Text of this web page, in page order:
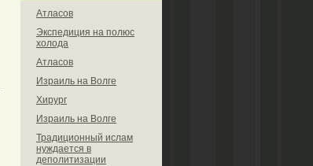
Атласов
Экспедиция на полюс
холода
Атласов
Израиль на Волге
Хирург
Израиль на Волге
Традиционный ислам
нуждается в
деполитизации